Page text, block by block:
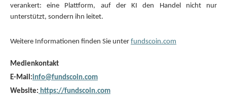
verankert: eine Plattform, auf der KI den Handel nicht nur
unterstützt, sondern ihn leitet.
Weitere Informationen finden Sie unter fundscoin.com
Medienkontakt
E-Mail:info@fundscoin.com
Website: https://fundscoin.com